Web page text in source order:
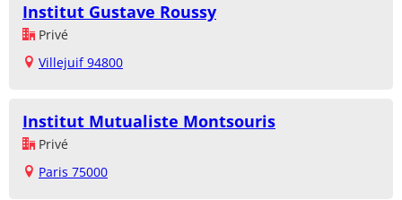
Institut Gustave Roussy
Privé
Villejuif 94800
Institut Mutualiste Montsouris
Privé
Paris 75000